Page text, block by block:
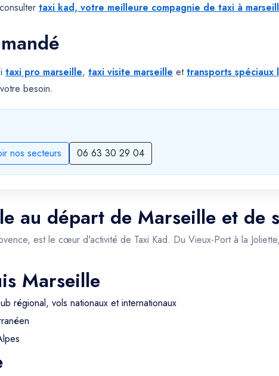
taxi kad, votre meilleure compagnie de taxi à
taxi pro marseille, taxi visite marseille ettransports spéciaux
besoin.
nos secteurs 06 63 30 29 04
au départ de Marseille et de
est le cœur d'activité de Taxi Kad. Du Vieux-Port à la
Marseille
régional, vols nationaux et internationaux